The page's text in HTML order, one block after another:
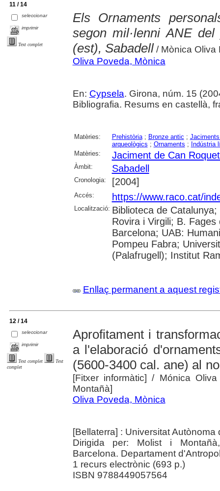
11 / 14
seleccionar
imprimir
Text complet
Els Ornaments
segon mil·lenni ANE
(est), Sabadell/ Mònica Oliva
Oliva Poveda, Mònica
En: Cypsela. Girona, núm. 15
Bibliografia. Resums en castellà,
Matèries: Prehistòria; Bronze antic ;
arqueològics ; Ornaments ; Indústria
Matèries:
Jaciment de Can
Àmbit: Sabadell
Cronologia: [2004]
Accés: https://www.raco.cat/
Localització: Biblioteca de
Rovira i Virgili; B.
Barcelona; UAB:
Pompeu Fabra;
(Palafrugell); Institut
Enllaç permanent a aquest
12 / 14
seleccionar
imprimir
Text complet
Text
complet
Aprofitament i
a l'elaboració
(5600-3400 cal. ane) al
[Fitxer informàtic]/ Mónica
Montañà]
Oliva Poveda, Mònica
[Bellaterra] : Universitat
Dirigida per: Molist i
Barcelona. Departament
1 recurs electrònic (693 p.)
ISBN 9788449057564